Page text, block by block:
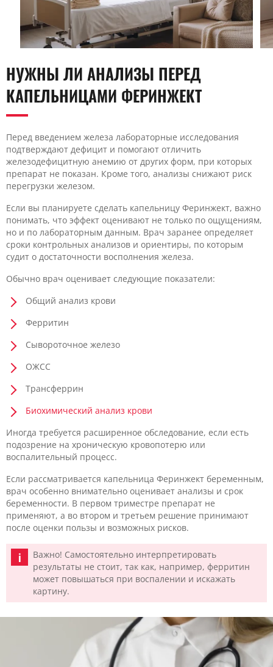
НУЖНЫ ЛИ АНАЛИЗЫ ПЕРЕД
КАПЕЛЬНИЦАМИ ФЕРИНЖЕКТ
Перед введением железа лабораторные исследования
подтверждают дефицит и помогают отличить
железодефицитную анемию от других форм, при которых
препарат не показан. Кроме того, анализы снижают риск
перегрузки железом.
Если вы планируете сделать капельницу Феринжект, важно
понимать, что эффект оценивают не только по ощущениям,
но и по лабораторным данным. Врач заранее определяет
сроки контрольных анализов и ориентиры, по которым
судит о достаточности восполнения железа.
Обычно врач оценивает следующие показатели:
Общий анализ крови
Ферритин
Сывороточное железо
ОЖСС
Трансферрин
Биохимический анализ крови
Иногда требуется расширенное обследование, если есть
подозрение на хроническую кровопотерю или
воспалительный процесс.
Если рассматривается капельница Феринжект беременным,
врач особенно внимательно оценивает анализы и срок
беременности. В первом триместре препарат не
применяют, а во втором и третьем решение принимают
после оценки пользы и возможных рисков.
Важно! Самостоятельно интерпретировать
результаты не стоит, так как, например, ферритин
может повышаться при воспалении и искажать
картину.